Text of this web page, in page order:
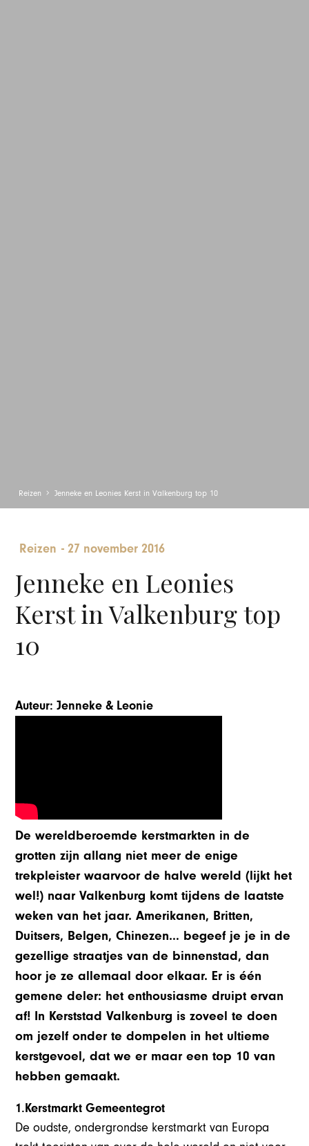
Reizen Jenneke en Leonies Kerst in Valkenburg top 10
Reizen -27 november 2016
Jenneke en Leonies
Kerst in Valkenburg top
10
Auteur: Jenneke & Leonie
De wereldberoemde kerstmarkten in de
grotten zijn allang niet meer de enige
trekpleister waarvoor de halve wereld (lijkt het
wel!) naar Valkenburg komt tijdens de laatste
weken van het jaar. Amerikanen, Britten,
Duitsers, Belgen, Chinezen… begeef je je in de
gezellige straatjes van de binnenstad, dan
hoor je ze allemaal door elkaar. Er is één
gemene deler: het enthousiasme druipt ervan
af! In Kerststad Valkenburg is zoveel te doen
om jezelf onder te dompelen in het ultieme
kerstgevoel, dat we er maar een top 10 van
hebben gemaakt.
1.Kerstmarkt Gemeentegrot
De oudste, ondergrondse kerstmarkt van Europa